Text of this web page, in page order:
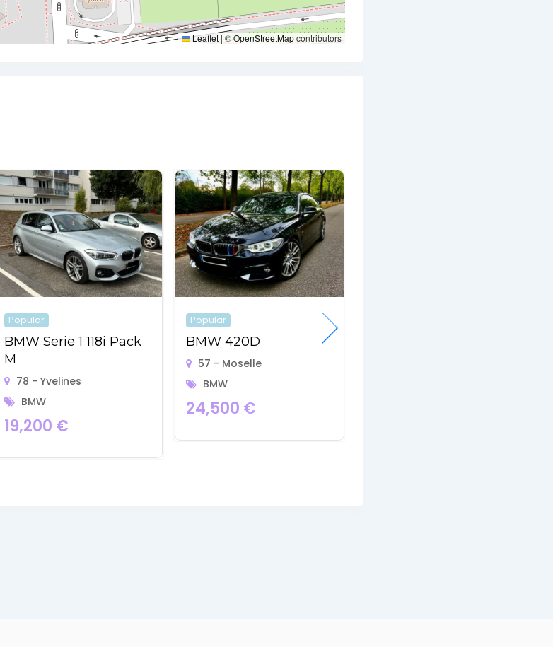
Leaflet | ©OpenStreetMapcontributors
Popular
BMW Serie 1 118i Pack
M
78 - Yvelines
BMW
19,200 €
Popular
BMW 420D
57 - Moselle
BMW
24,500 €